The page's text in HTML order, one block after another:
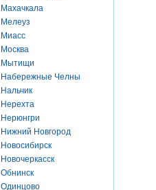
Махачкала
Мелеуз
Миасс
Москва
Мытищи
Набережные Челны
Нальчик
Нерехта
Нерюнгри
Нижний Новгород
Новосибирск
Новочеркасск
Обнинск
Одинцово